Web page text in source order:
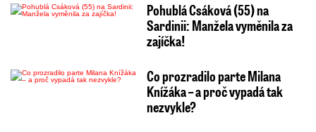
Pohublá Csáková (55) na
Sardinii: Manžela vyměnila za
zajíčka!
Co prozradilo parte Milana
Knížáka – a proč vypadá tak
nezvykle?